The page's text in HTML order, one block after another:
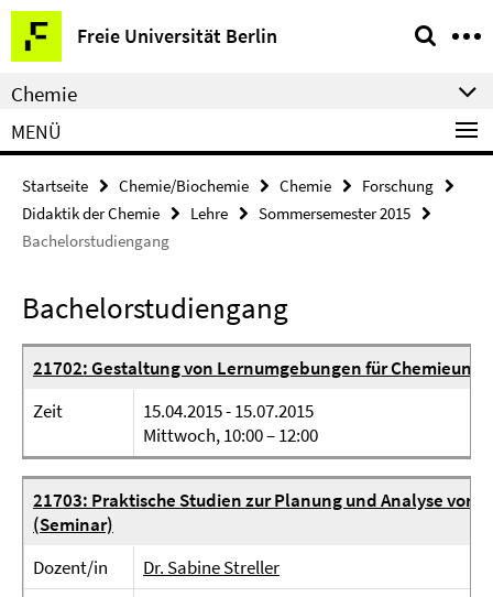
Springe
direkt
zu
Inhalt
Freie Universität Berlin
Service-
Navigation
Chemie
MENÜ
Startseite Chemie/Biochemie Chemie
Forschung
Didaktik der Chemie
Lehre
Sommersemester 2015
Bachelorstudiengang
Bachelorstudiengang
21702: Gestaltung von Lernumgebungen für
Zeit
15.04.2015 - 15.07.2015
Mittwoch, 10:00 – 12:00
21703: Praktische Studien zur Planung und Analyse von
(Seminar)
Dozent/in
Dr. Sabine Streller